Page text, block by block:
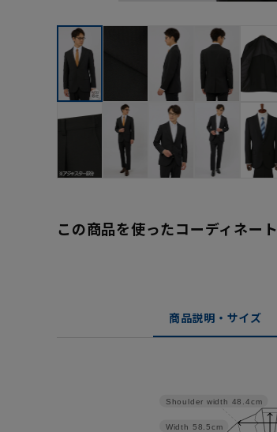
この商品を使ったコーディネート
商品説明・サイズ
Width 58.5cm
Shoulder width 48.4cm